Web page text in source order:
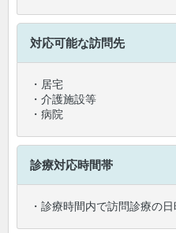
対応可能な訪問先
・居宅
・介護施設等
・病院
診療対応時間帯
・診療時間内で訪問診療の